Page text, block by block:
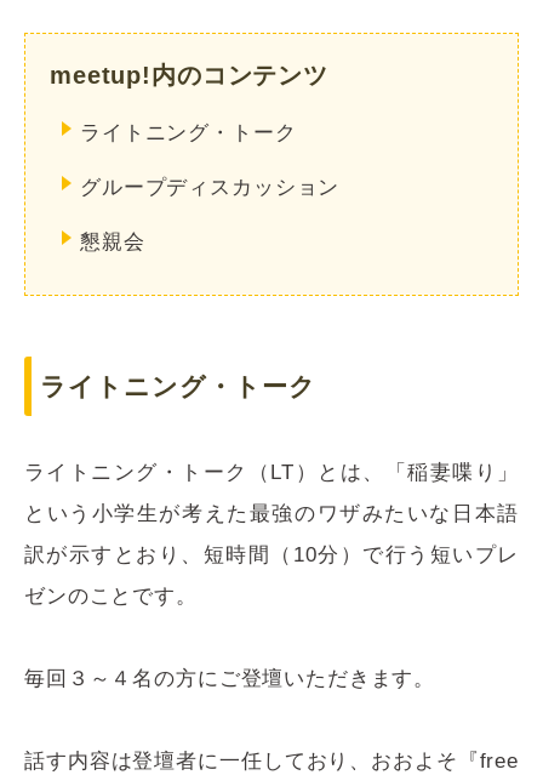
meetup!内のコンテンツ
ライトニング・トーク
グループディスカッション
懇親会
ライトニング・トーク
ライトニング・トーク（LT）とは、「稲妻喋り」
という小学生が考えた最強のワザみたいな日本語
訳が示すとおり、短時間（10分）で行う短いプレ
ゼンのことです。
毎回３～４名の方にご登壇いただきます。
話す内容は登壇者に一任しており、おおよそ『free